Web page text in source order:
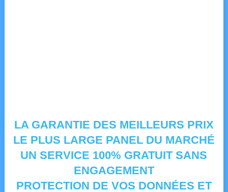
LA GARANTIE DES MEILLEURS PRIX
LE PLUS LARGE PANEL DU MARCHÉ
UN SERVICE 100% GRATUIT SANS
ENGAGEMENT
PROTECTION DE VOS DONNÉES ET